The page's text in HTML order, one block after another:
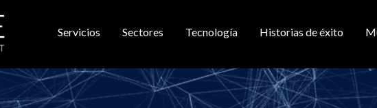
Navegación principal
Servicios Sectores Tecnología Historias de éxito